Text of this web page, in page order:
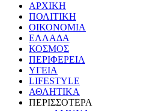
ΑΡΧΙΚΗ
ΠΟΛΙΤΙΚΗ
ΟΙΚΟΝΟΜΙΑ
ΕΛΛΑΔΑ
ΚΟΣΜΟΣ
ΠΕΡΙΦΕΡΕΙΑ
ΥΓΕΙΑ
LIFESTYLE
ΑΘΛΗΤΙΚΑ
ΠΕΡΙΣΣΟΤΕΡΑ